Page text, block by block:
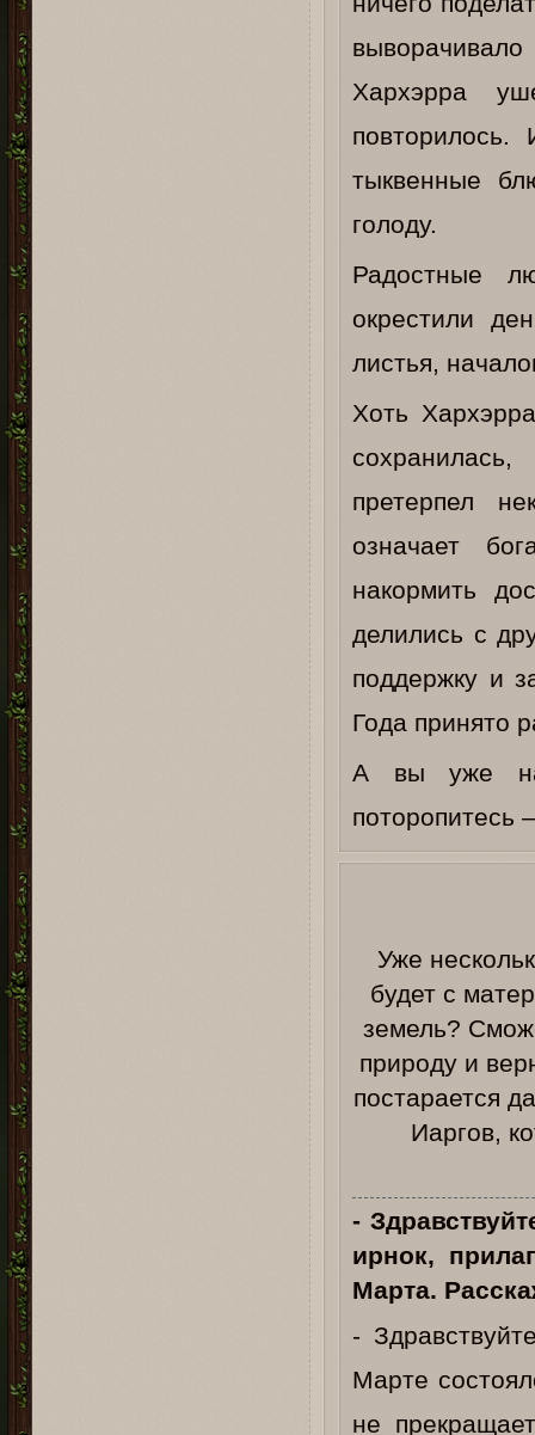
Хархэрра
тыквенные
голоду.
Радостные
окрестили
листья,
Хоть
претерпел
означает
накормить
делились с
поддержку и
Года принято
А вы уже
поторопитесь
Уже
будет с
земель?
природу и
постарается
Иаргов,
-
ирнок,
Марта.
-
Марте
не